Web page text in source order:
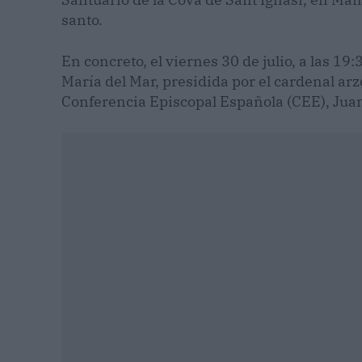
santo.
En concreto, el viernes 30 de julio, a las
María del Mar, presidida por el cardenal
Conferencia Episcopal Española (CEE),